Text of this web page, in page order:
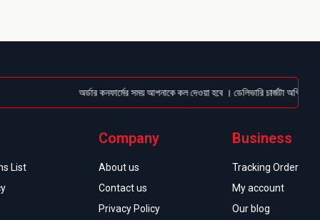
অর্ডার কনফার্মের সময় আপনাকে কল দেওয়া হবে । ডেলিভারি চার্জটা অগ্রিম
List
Company
About us
Contact us
Privacy Policy
Business
Tracking Order
My account
Our blog